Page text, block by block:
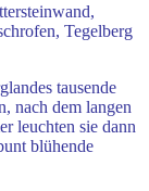
Tegelberg
tausende
nach dem langen
leuchten sie dann
blühende